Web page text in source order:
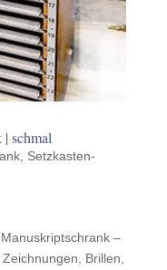
schmal
, Setzkasten-
–
Brillen,